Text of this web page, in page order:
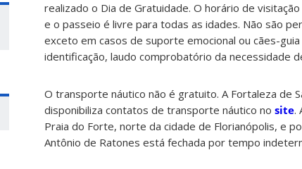
realizado o Dia de Gratuidade. O horário de
e o passeio é livre para todas as idades. Não são
exceto em casos de suporte emocional ou cães-
identificação, laudo comprobatório da necessidade
O transporte náutico não é gratuito. A Fortaleza de
disponibiliza contatos de transporte náutico no site.
Praia do Forte, norte da cidade de Florianópolis, e
Antônio de Ratones está fechada por tempo